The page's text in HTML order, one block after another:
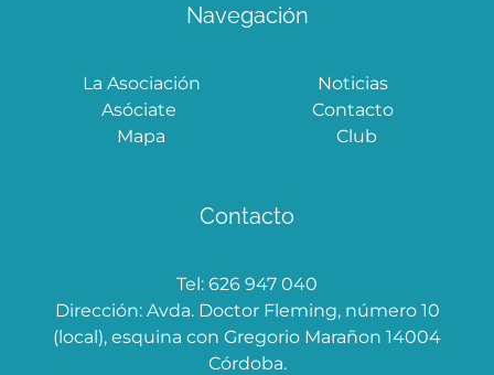
Navegación
La Asociación
Asóciate
Mapa
Noticias
Contacto
Club
Contacto
Tel: 626 947 040
Dirección: Avda. Doctor Fleming, número 10
(local), esquina con Gregorio Marañon 14004
Córdoba.